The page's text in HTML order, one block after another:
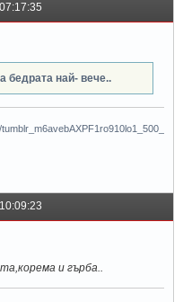
бедрата най- вече..
и гърба..